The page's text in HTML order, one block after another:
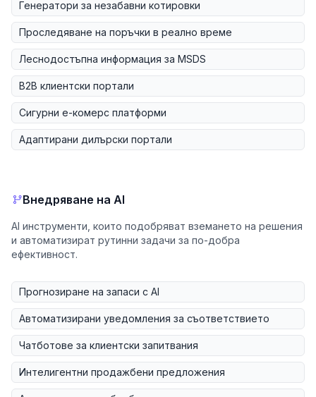
Генератори за незабавни котировки
Проследяване на поръчки в реално време
Леснодостъпна информация за MSDS
B2B клиентски портали
Сигурни е-комерс платформи
Адаптирани дилърски портали
Внедряване на AI
AI инструменти, които подобряват вземането на решения
и автоматизират рутинни задачи за по-добра
ефективност.
Прогнозиране на запаси с AI
Автоматизирани уведомления за съответствието
Чатботове за клиентски запитвания
Интелигентни продажбени предложения